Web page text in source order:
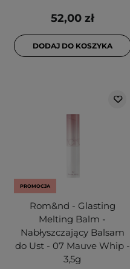
52,00 zł
DODAJ DO KOSZYKA
PROMOCJA
Rom&nd - Glasting
Melting Balm -
Nabłyszczający Balsam
do Ust - 07 Mauve Whip -
3,5g